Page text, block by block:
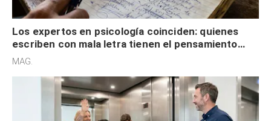
Los expertos en psicología coinciden: quienes
escriben con mala letra tienen el pensamiento
acelerado y no lo hacen por desinterés
MAG.